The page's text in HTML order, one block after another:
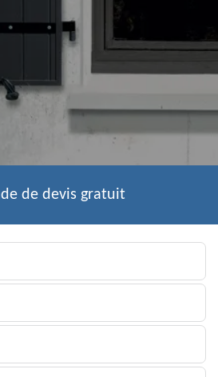
de devis gratuit